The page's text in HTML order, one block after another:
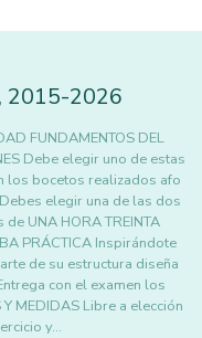
, 2015-2026
FUNDAMENTOS DEL
Debe elegir uno de estas
los bocetos realizados afo
elegir una de las dos
UNA HORA TREINTA
PRÁCTICA Inspirándote
de su estructura diseña
con el examen los
MEDIDAS Libre a elección
y…